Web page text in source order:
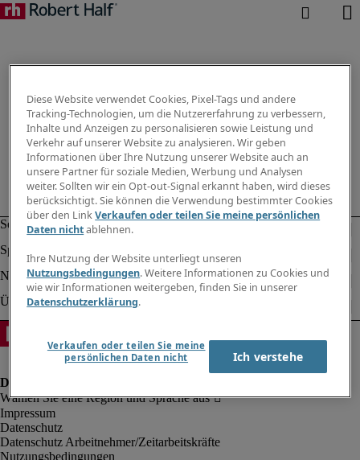
Impressum
Datenschutz
Datenschutz Arbeitnehmer/Zeitarbeitskräfte
Nutzungsbedingungen
Diese Website verwendet Cookies, Pixel-Tags und andere
Tracking-Technologien, um die Nutzererfahrung zu verbessern,
Inhalte und Anzeigen zu personalisieren sowie Leistung und
Verkehr auf unserer Website zu analysieren. Wir geben
Informationen über Ihre Nutzung unserer Website auch an
unsere Partner für soziale Medien, Werbung und Analysen
weiter. Sollten wir ein Opt-out-Signal erkannt haben, wird dieses
berücksichtigt. Sie können die Verwendung bestimmter Cookies
über den LinkVerkaufen oder teilen Sie meine persönlichen
Daten nichtablehnen.
Ihre Nutzung der Website unterliegt unseren
Nutzungsbedingungen. Weitere Informationen zu Cookies und
wie wir Informationen weitergeben, finden Sie in unserer
Datenschutzerklärung.
Verkaufen oder teilen Sie meine
persönlichen Daten nicht
Ich verstehe